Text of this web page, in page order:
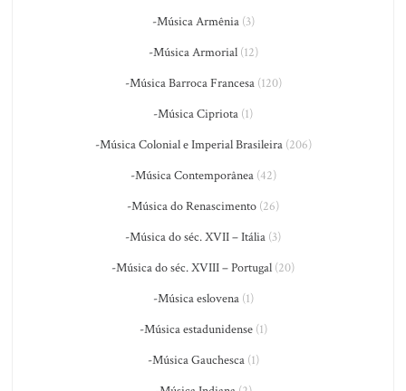
-Música Armênia(3)
-Música Armorial(12)
-Música Barroca Francesa(120)
-Música Cipriota (1)
-Música Colonial e Imperial Brasileira(206)
-Música Contemporânea(42)
-Música do Renascimento (26)
-Música do séc. XVII – Itália (3)
-Música do séc. XVIII – Portugal (20)
-Música eslovena(1)
-Música estadunidense(1)
-Música Gauchesca(1)